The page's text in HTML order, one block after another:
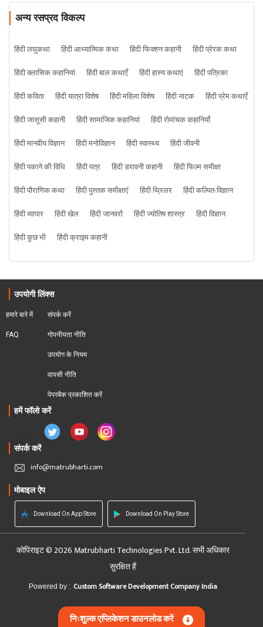
अन्य रसप्रद विकल्प
हिंदी लघुकथा हिंदी आध्यात्मिक कथा हिंदी फिक्शन कहानी
हिंदी प्रेरक कथा
हिंदी क्लासिक कहानियां
हिंदी बाल कथाएँ हिंदी हास्य कथाएं
हिंदी पत्रिका
हिंदी कविता
हिंदी यात्रा विशेष हिंदी महिला विशेष हिंदी नाटक
हिंदी प्रेम कथाएँ
हिंदी जासूसी कहानी
हिंदी सामाजिक कहानियां
हिंदी रोमांचक कहानियाँ
हिंदी मानवीय विज्ञान
हिंदी मनोविज्ञान हिंदी स्वास्थ्य
हिंदी जीवनी
हिंदी पकाने की विधि
हिंदी पत्र हिंदी डरावनी कहानी
हिंदी फिल्म समीक्षा
हिंदी पौराणिक कथा
हिंदी पुस्तक समीक्षाएं हिंदी थ्रिलर
हिंदी कल्पित-विज्ञान
हिंदी व्यापार
हिंदी खेल हिंदी जानवरों हिंदी ज्योतिष शास्त्र
हिंदी विज्ञान
हिंदी कुछ भी
हिंदी क्राइम कहानी
उपयोगी लिंक्स
हमारे बारे में
FAQ
संपर्क करें
गोपनीयता नीति
उपयोग के नियम
वापसी नीति
पेपरबैक प्रकाशित करें
हमें फॉलो करें
संपर्क करें
info@matrubharti.com
मोबाइल ऐप
Download On App Store Download On Play Store
कोपिराइट © 2026 Matrubharti Technologies Pvt. Ltd. सभी अधिकार
सुरक्षित हैं
Powered by : Custom Software Development Company India
निःशुल्क एप्लिकेशन डाउनलोड करें